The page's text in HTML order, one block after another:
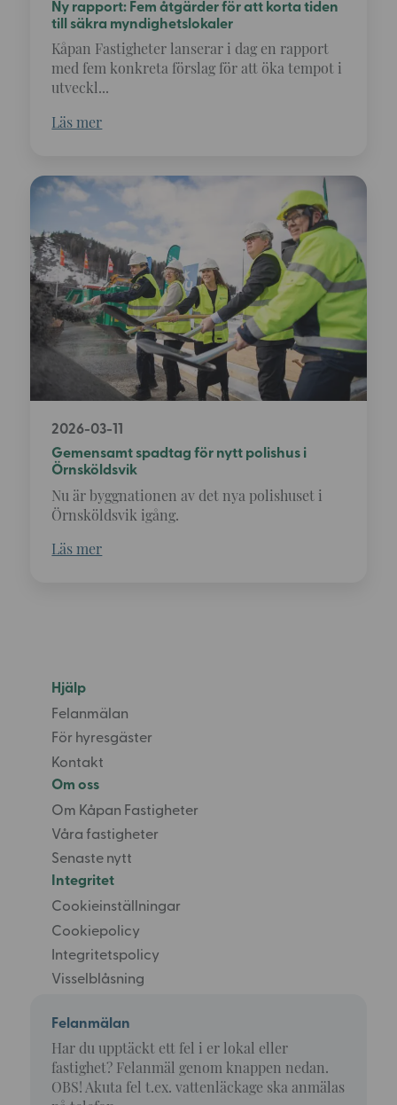
Ny rapport: Fem åtgärder för att korta tiden
till säkra myndighetslokaler
Kåpan Fastigheter lanserar i dag en rapport
med fem konkreta förslag för att öka tempot i
utveckl...
Läs mer
2026-03-11
Gemensamt spadtag för nytt polishus i
Örnsköldsvik
Nu är byggnationen av det nya polishuset i
Örnsköldsvik igång.
Läs mer
Hjälp
Felanmälan
För hyresgäster
Kontakt
Om oss
Om Kåpan Fastigheter
Våra fastigheter
Senaste nytt
Integritet
Cookieinställningar
Cookiepolicy
Integritetspolicy
Visselblåsning
Felanmälan
Har du upptäckt ett fel i er lokal eller
fastighet? Felanmäl genom knappen nedan.
OBS! Akuta fel t.ex. vattenläckage ska anmälas